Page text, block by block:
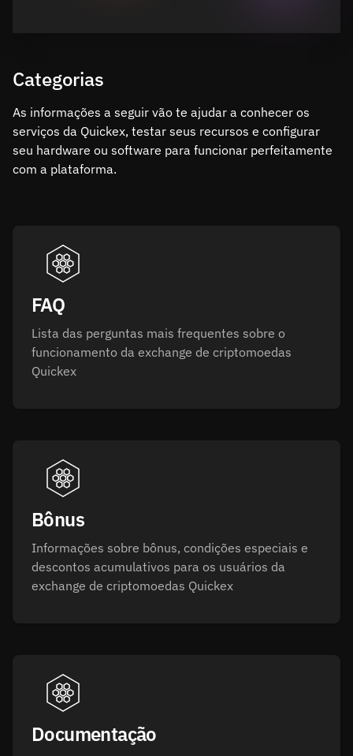
Categorias
As informações a seguir vão te ajudar a conhecer os
serviços da Quickex, testar seus recursos e configurar
seu hardware ou software para funcionar perfeitamente
com a plataforma.
FAQ
Lista das perguntas mais frequentes sobre o
funcionamento da exchange de criptomoedas
Quickex
Bônus
Informações sobre bônus, condições especiais e
descontos acumulativos para os usuários da
exchange de criptomoedas Quickex
Documentação